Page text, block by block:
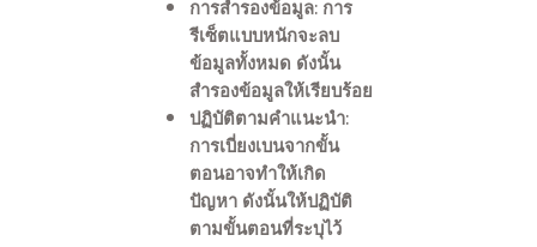
การสำรองข้อมูล: การ
รีเซ็ตแบบหนักจะลบ
ข้อมูลทั้งหมด ดังนั้น
สำรองข้อมูลให้เรียบร้อย
ปฏิบัติตามคำแนะนำ:
การเบี่ยงเบนจากขั้น
ตอนอาจทำให้เกิด
ปัญหา ดังนั้นให้ปฏิบัติ
ตามขั้นตอนที่ระบุไว้